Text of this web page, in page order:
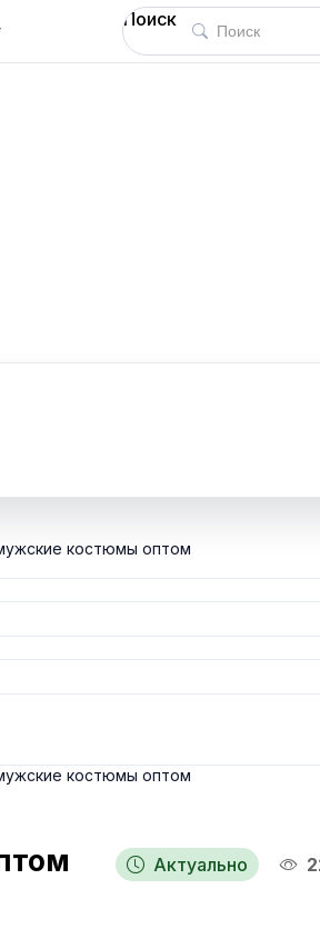
Поиск
костюмы оптом
костюмы оптом
Актуально